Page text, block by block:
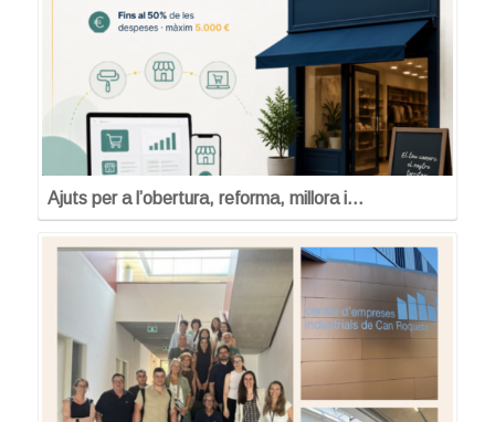
Ajuts per a l’obertura, reforma, millora i…